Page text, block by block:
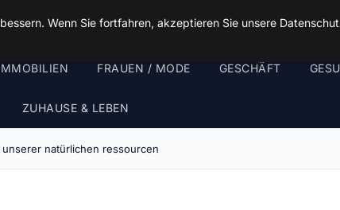
FRAUEN / MODE GESCHÄFT
ZUHAUSE & LEBEN
natürlichen ressourcen
Wenn Sie fortfahren, akzeptieren Sie unsere